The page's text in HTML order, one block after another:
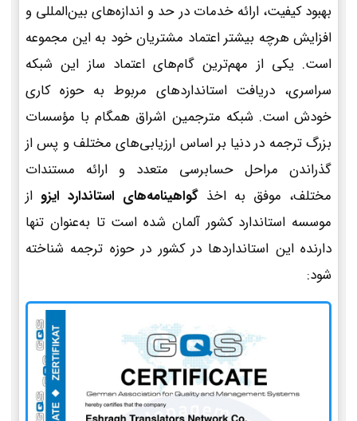
بهبود کیفیت، ارائه خدمات در حد و اندازه‌های بین‌المللی و
افزایش هرچه بیشتر اعتماد مشتریان خود به این مجموعه
است. یکی از مهم‌ترین گام‌های اعتماد ساز این شبکه
سراسری، دریافت استانداردهای مربوط به حوزه کاری
خودش است. شبکه مترجمین اشراق همگام با مؤسسات
بزرگ ترجمه در دنیا بر اساس ارزیابی‌های مختلف و پس از
گذراندن مراحل حسابرسی متعدد و ارائه مستندات
مختلف، موفق به اخذ گواهینامه‌های استاندارد ایزو از
موسسه استاندارد کشور آلمان شده است تا به‌عنوان تنها
دارنده این استانداردها در کشور در حوزه ترجمه شناخته
شود: